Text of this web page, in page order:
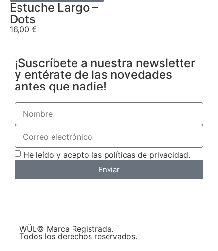
Estuche Largo –
Dots
16,00 €
¡Suscríbete a nuestra newsletter
y entérate de las novedades
antes que nadie!
He leído y acepto las políticas de privacidad.
Enviar
WÜL© Marca Registrada.
Todos los derechos reservados.